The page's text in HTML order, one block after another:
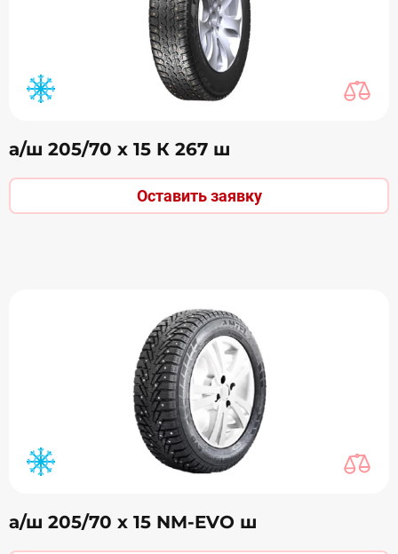
а/ш 205/70 х 15 К 267 ш
Оставить заявку
а/ш 205/70 х 15 NM-EVO ш